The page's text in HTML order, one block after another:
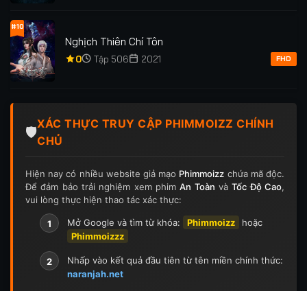
#10
Nghịch Thiên Chí Tôn
0 Tập 506 2021 FHD
🛡️
XÁC THỰC TRUY CẬP PHIMMOIZZ CHÍNH
CHỦ
Hiện nay có nhiều website giả mạo Phimmoizz chứa mã độc.
Để đảm bảo trải nghiệm xem phimAn Toàn vàTốc Độ Cao,
vui lòng thực hiện thao tác xác thực:
1 Mở Google và tìm từ khóa: Phimmoizz
hoặc
Phimmoizzz
2
Nhấp vào kết quả đầu tiên từ tên miền chính thức:
naranjah.net